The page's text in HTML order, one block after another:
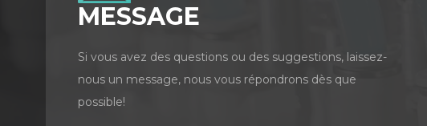
MESSAGE
Si vous avez des questions ou des suggestions, laissez-
nous un message, nous vous répondrons dès que
possible!